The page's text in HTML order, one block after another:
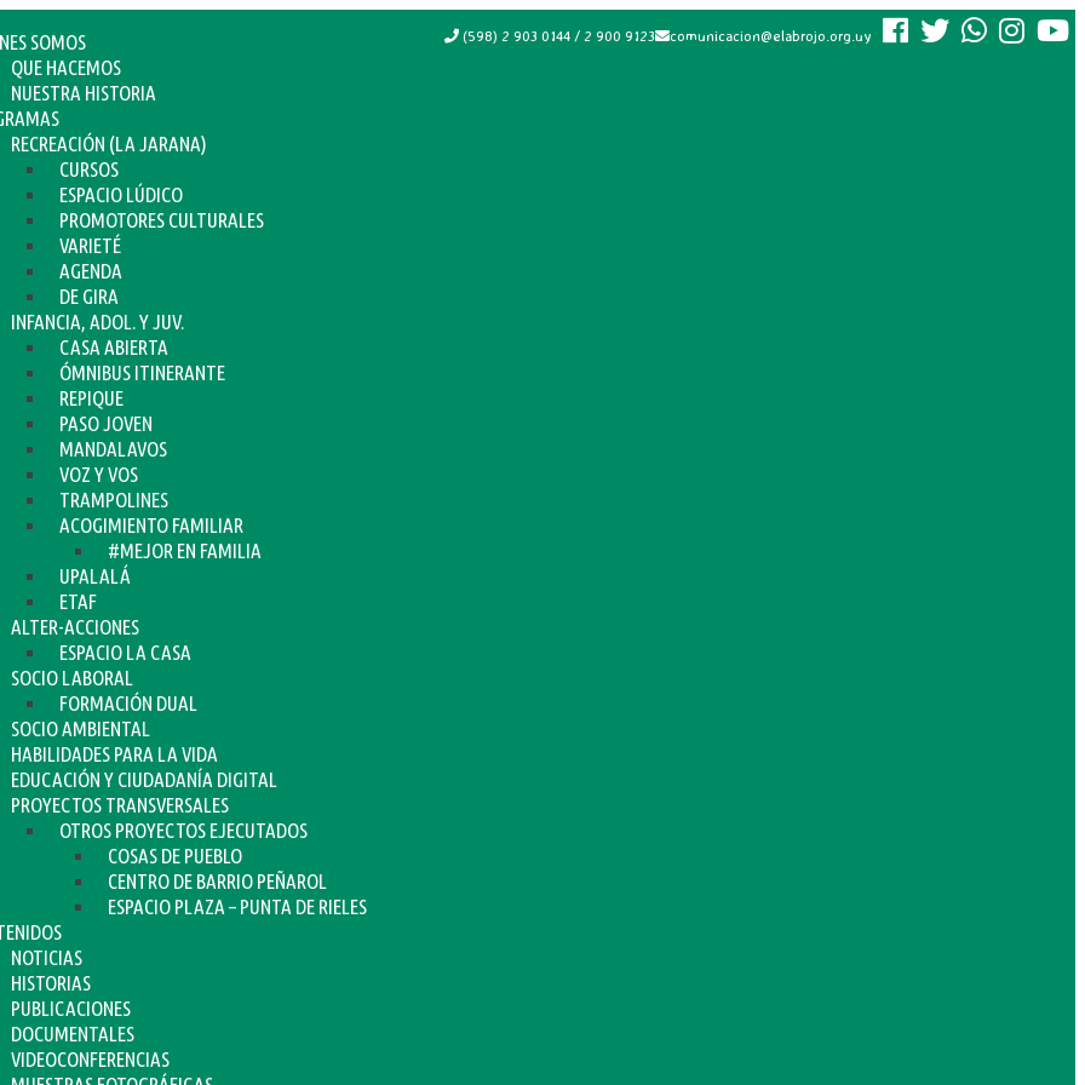
(598) 2 903 0144 / 2 900 9123 comunicacion@elabrojo.org.uy
SOMOS
QUE HACEMOS
NUESTRA HISTORIA
RECREACIÓN (LA JARANA)
CURSOS
ESPACIO LÚDICO
PROMOTORES CULTURALES
VARIETÉ
AGENDA
DE GIRA
INFANCIA, ADOL. Y JUV.
CASA ABIERTA
ÓMNIBUS ITINERANTE
REPIQUE
PASO JOVEN
MANDALAVOS
VOZ Y VOS
TRAMPOLINES
ACOGIMIENTO FAMILIAR
#MEJOR EN FAMILIA
UPALALÁ
ETAF
ALTER-ACCIONES
ESPACIO LA CASA
SOCIO LABORAL
FORMACIÓN DUAL
SOCIO AMBIENTAL
HABILIDADES PARA LA VIDA
EDUCACIÓN Y CIUDADANÍA DIGITAL
PROYECTOS TRANSVERSALES
OTROS PROYECTOS EJECUTADOS
COSAS DE PUEBLO
CENTRO DE BARRIO PEÑAROL
ESPACIO PLAZA – PUNTA DE RIELES
NOTICIAS
HISTORIAS
PUBLICACIONES
DOCUMENTALES
VIDEOCONFERENCIAS